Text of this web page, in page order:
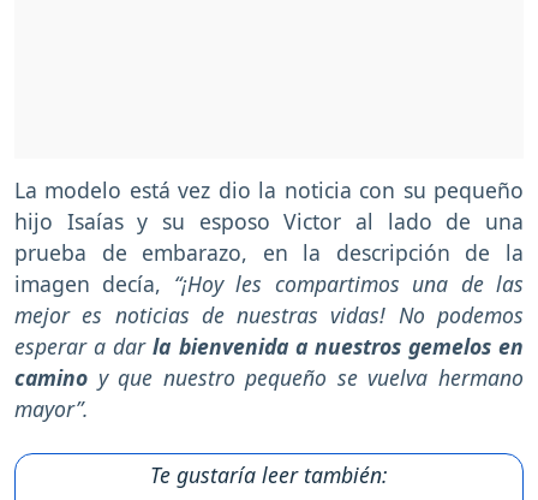
La modelo está vez dio la noticia con su pequeño
hijo Isaías y su esposo Victor al lado de una
prueba de embarazo, en la descripción de la
imagen decía, “¡Hoy les compartimos una de las
mejor es noticias de nuestras vidas! No podemos
esperar a darla bienvenida a nuestros gemelos en
camino y que nuestro pequeño se vuelva hermano
mayor”.
Te gustaría leer también: